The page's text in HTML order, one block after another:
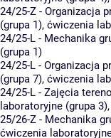
24/25-Z - Organizacja
(grupa 1), ćwiczenia
24/25-L - Mechanika
(grupa 1)
24/25-L - Organizacja
(grupa 7), ćwiczenia
24/25-L - Zajęcia
laboratoryjne (grupa 3),
25/26-Z - Mechanika
ćwiczenia